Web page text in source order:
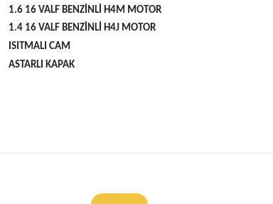
1.6 16 VALF BENZİNLİ H4M MOTOR
1.4 16 VALF BENZİNLİ H4J MOTOR
ISITMALI CAM
ASTARLI KAPAK
öneri formunu kullanarak tarafımıza iletebilirsiniz.